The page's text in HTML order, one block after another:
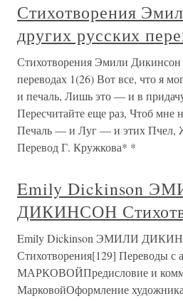
Стихотворения
других русских
Стихотворения Эмили Дикинсон
переводах 1(26) Вот все, что я
и печаль, Лишь это — и в
Пересчитайте еще раз, Чтоб мне
Печаль — и Луг — и этих Пчел,
Перевод Г. Кружкова* *
Emily Dickinson
ДИКИНСОН
Emily Dickinson ЭМИЛИ
Стихотворения[129] Переводы с
МАРКОВОЙПредисловие и
МарковойОформление